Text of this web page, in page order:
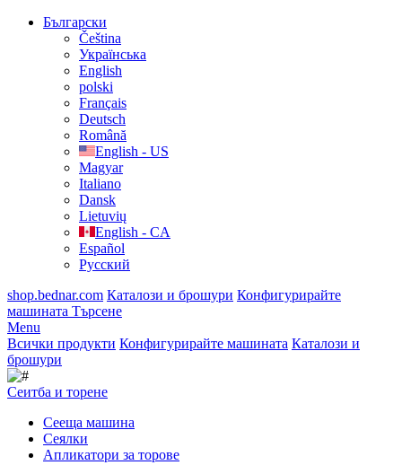
Български
Čeština
Українська
English
polski
Français
Deutsch
Română
English - US
Magyar
Italiano
Dansk
Lietuvių
English - CA
Español
Русский
shop.bednar.com Каталози и брошури Конфигурирайте
машината Търсене
Menu
Всички продукти Конфигурирайте машината Каталози и
брошури
Сеитба и торене
Cееща машина
Cеялки
Апликатори за торове